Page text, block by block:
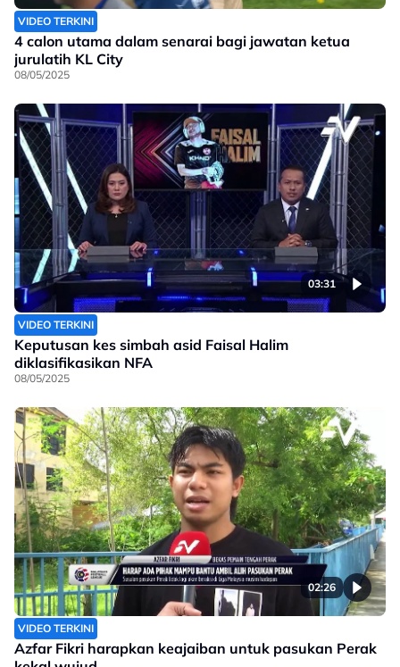
VIDEO TERKINI
4 calon utama dalam senarai bagi jawatan ketua
jurulatih KL City
08/05/2025
03:31
VIDEO TERKINI
Keputusan kes simbah asid Faisal Halim
diklasifikasikan NFA
08/05/2025
02:26
VIDEO TERKINI
Azfar Fikri harapkan keajaiban untuk pasukan Perak